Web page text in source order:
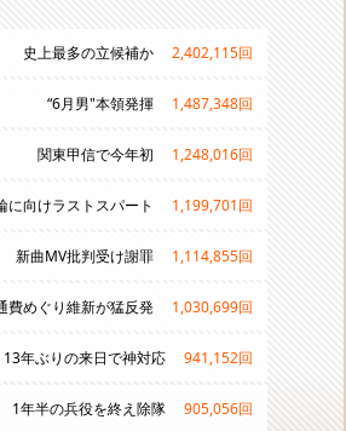
史上最多の立候補か 2,402,115回
“6月男"本領発揮 1,487,348回
関東甲信で今年初 1,248,016回
に向けラストスパート 1,199,701回
新曲MV批判受け謝罪 1,114,855回
費めぐり維新が猛反発 1,030,699回
13年ぶりの来日で神対応 941,152回
1年半の兵役を終え除隊 905,056回